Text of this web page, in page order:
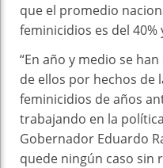
que el promedio
feminicidios es del 40%
“En año y medio se
de ellos por hechos de
feminicidios de años
trabajando en la
Gobernador Eduardo
quede ningún caso sin